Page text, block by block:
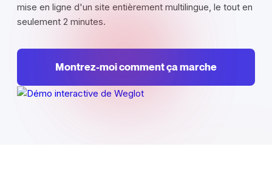
mise en ligne d'un site entièrement multilingue, le tout en
seulement 2 minutes.
Montrez-moi comment ça marche